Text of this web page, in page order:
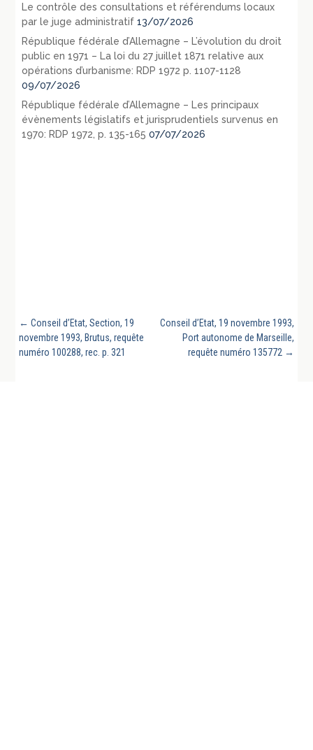
Le contrôle des consultations et référendums locaux
par le juge administratif 13/07/2026
République fédérale d’Allemagne – L’évolution du droit
public en 1971 – La loi du 27 juillet 1871 relative aux
opérations d’urbanisme: RDP 1972 p. 1107-1128
09/07/2026
République fédérale d’Allemagne – Les principaux
évènements législatifs et jurisprudentiels survenus en
1970: RDP 1972, p. 135-165 07/07/2026
← Conseil d’Etat, Section, 19
novembre 1993, Brutus, requête
numéro 100288, rec. p. 321
Conseil d’Etat, 19 novembre 1993,
Port autonome de Marseille,
requête numéro 135772 →